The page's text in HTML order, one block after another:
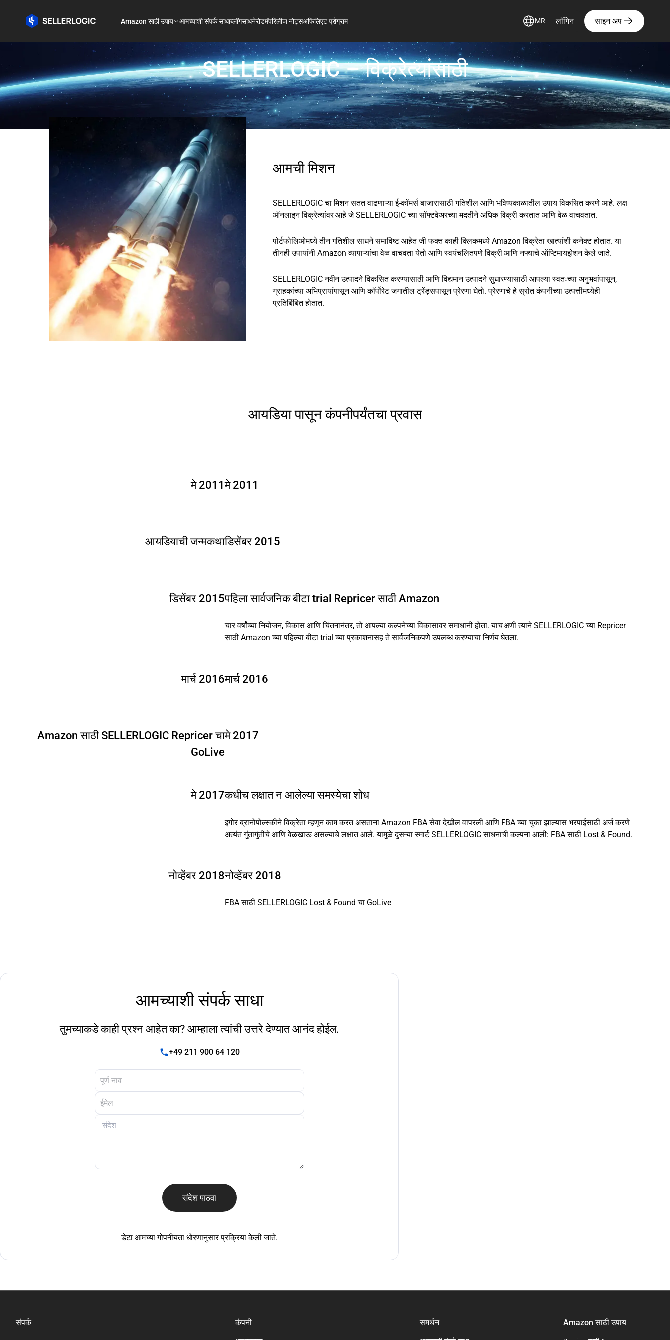
Amazon साठी उपाय आमच्याशी संपर्क साधाब्लॉगसाधनेरोडमॅपरिलीज नोट्सअफिलिएट प्रोग्राम MR लॉगिन साइन अप
SELLERLOGIC – विक्रेत्यांसाठी
आमची मिशन
SELLERLOGIC चा मिशन सतत वाढणाऱ्या ई-कॉमर्स बाजारासाठी गतिशील आणि भविष्यकाळातील उपाय विकसित करणे आहे. लक्ष
ऑनलाइन विक्रेत्यांवर आहे जे SELLERLOGIC च्या सॉफ्टवेअरच्या मदतीने अधिक विक्री करतात आणि वेळ वाचवतात.
पोर्टफोलिओमध्ये तीन गतिशील साधने समाविष्ट आहेत जी फक्त काही क्लिकमध्ये Amazon विक्रेता खात्यांशी कनेक्ट होतात. या
तीनही उपायांनी Amazon व्यापाऱ्यांचा वेळ वाचवता येतो आणि स्वयंचलितपणे विक्री आणि नफ्याचे ऑप्टिमायझेशन केले जाते.
SELLERLOGIC नवीन उत्पादने विकसित करण्यासाठी आणि विद्यमान उत्पादने सुधारण्यासाठी आपल्या स्वतःच्या अनुभवांपासून,
ग्राहकांच्या अभिप्रायांपासून आणि कॉर्पोरेट जगातील ट्रेंड्सपासून प्रेरणा घेतो. प्रेरणाचे हे स्रोत कंपनीच्या उत्पत्तीमध्येही
प्रतिबिंबित होतात.
आयडिया पासून कंपनीपर्यंतचा प्रवास
मे 2011मे 2011
आयडियाची जन्मकथाडिसेंबर 2015
डिसेंबर 2015पहिला सार्वजनिक बीटा trial Repricer साठी Amazon
चार वर्षांच्या नियोजन, विकास आणि चिंतनानंतर, तो आपल्या कल्पनेच्या विकासावर समाधानी होता. याच क्षणी त्याने SELLERLOGIC च्या Repricer
साठी Amazon च्या पहिल्या बीटा trial च्या प्रकाशनासह ते सार्वजनिकपणे उपलब्ध करण्याचा निर्णय घेतला.
मार्च 2016मार्च 2016
Amazon साठी SELLERLOGIC Repricer चा
GoLive
मे 2017
मे 2017कधीच लक्षात न आलेल्या समस्येचा शोध
इगोर ब्रानोपोल्स्कीने विक्रेता म्हणून काम करत असताना Amazon FBA सेवा देखील वापरली आणि FBA च्या चुका झाल्यास भरपाईसाठी अर्ज करणे
अत्यंत गुंतागुंतीचे आणि वेळखाऊ असल्याचे लक्षात आले. यामुळे दुसऱ्या स्मार्ट SELLERLOGIC साधनाची कल्पना आली: FBA साठी Lost & Found.
नोव्हेंबर 2018नोव्हेंबर 2018
FBA साठी SELLERLOGIC Lost & Found चा GoLive
आमच्याशी संपर्क साधा
तुमच्याकडे काही प्रश्न आहेत का? आम्हाला त्यांची उत्तरे देण्यात आनंद होईल.
+49 211 900 64 120
संदेश पाठवा
डेटा आमच्यागोपनीयता धोरणानुसार प्रक्रिया केली जाते.
संपर्क कंपनी समर्थन Amazon साठी उपाय